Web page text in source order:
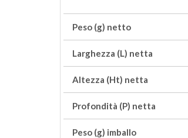
Peso (g) netto
Larghezza (L) netta
Altezza (Ht) netta
Profondità (P) netta
Peso (g) imballo